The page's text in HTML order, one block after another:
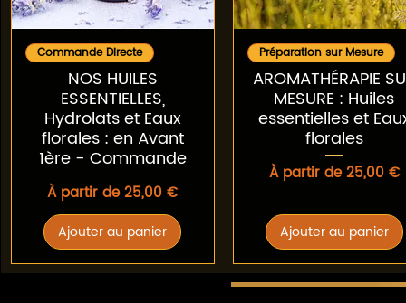
Aperçu rapide
Commande Directe
NOS HUILES
ESSENTIELLES,
Hydrolats et Eaux
florales : en Avant
1ère - Commande
À partir de25,00 €
Prix promotionnel
Ajouter au panier
Aperçu rapide
Préparation sur Mesure
AROMATHÉRAPIE
MESURE : Huiles
essentielles et
florales
À partir de25,00 €
Prix promotionnel
Ajouter au panier